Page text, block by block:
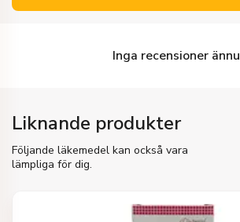
Inga recensioner ännu
Liknande produkter
Följande läkemedel kan också vara
lämpliga för dig.